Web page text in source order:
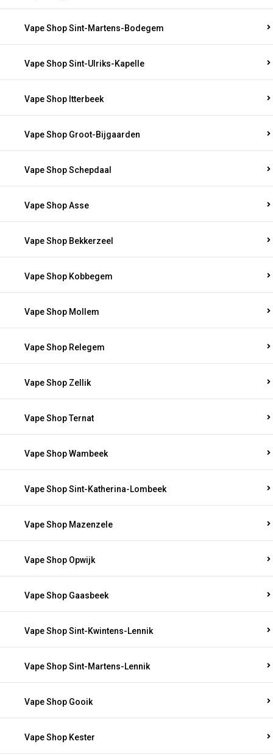
Vape Shop Sint-Martens-Bodegem
Vape Shop Sint-Ulriks-Kapelle
Vape Shop Itterbeek
Vape Shop Groot-Bijgaarden
Vape Shop Schepdaal
Vape Shop Asse
Vape Shop Bekkerzeel
Vape Shop Kobbegem
Vape Shop Mollem
Vape Shop Relegem
Vape Shop Zellik
Vape Shop Ternat
Vape Shop Wambeek
Vape Shop Sint-Katherina-Lombeek
Vape Shop Mazenzele
Vape Shop Opwijk
Vape Shop Gaasbeek
Vape Shop Sint-Kwintens-Lennik
Vape Shop Sint-Martens-Lennik
Vape Shop Gooik
Vape Shop Kester